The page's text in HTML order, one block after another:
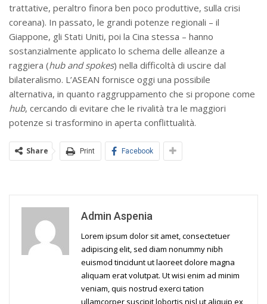
trattative, peraltro finora ben poco produttive, sulla crisi
coreana). In passato, le grandi potenze regionali – il
Giappone, gli Stati Uniti, poi la Cina stessa – hanno
sostanzialmente applicato lo schema delle alleanze a
raggiera (hub and spokes) nella difficoltà di uscire dal
bilateralismo. L’ASEAN fornisce oggi una possibile
alternativa, in quanto raggruppamento che si propone come
hub, cercando di evitare che le rivalità tra le maggiori
potenze si trasformino in aperta conflittualità.
Share Print Facebook
Admin Aspenia
Lorem ipsum dolor sit amet, consectetuer
adipiscing elit, sed diam nonummy nibh
euismod tincidunt ut laoreet dolore magna
aliquam erat volutpat. Ut wisi enim ad minim
veniam, quis nostrud exerci tation